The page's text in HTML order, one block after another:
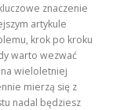
znaczenie
artykule
krok po kroku
warto wezwać
wieloletniej
mierzą się z
nadal będziesz